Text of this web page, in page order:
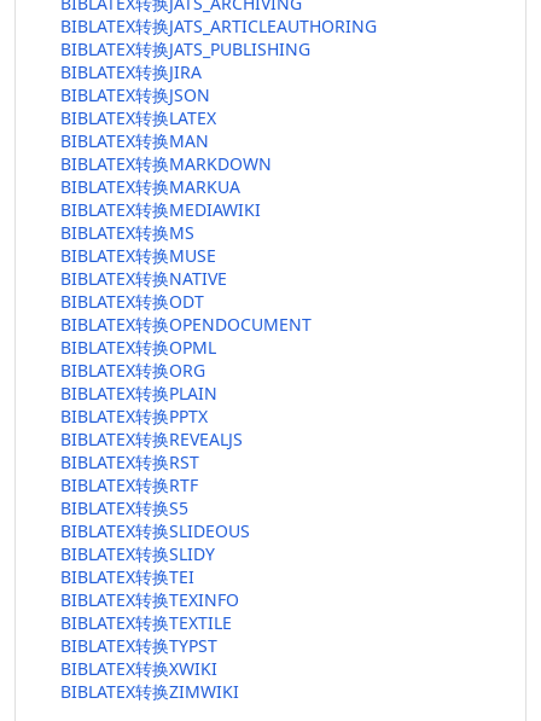
BIBLATEX转换JATS_ARTICLEAUTHORING
BIBLATEX转换JATS_PUBLISHING
BIBLATEX转换JIRA
BIBLATEX转换JSON
BIBLATEX转换LATEX
BIBLATEX转换MAN
BIBLATEX转换MARKDOWN
BIBLATEX转换MARKUA
BIBLATEX转换MEDIAWIKI
BIBLATEX转换MS
BIBLATEX转换MUSE
BIBLATEX转换NATIVE
BIBLATEX转换ODT
BIBLATEX转换OPENDOCUMENT
BIBLATEX转换OPML
BIBLATEX转换ORG
BIBLATEX转换PLAIN
BIBLATEX转换PPTX
BIBLATEX转换REVEALJS
BIBLATEX转换RST
BIBLATEX转换RTF
BIBLATEX转换S5
BIBLATEX转换SLIDEOUS
BIBLATEX转换SLIDY
BIBLATEX转换TEI
BIBLATEX转换TEXINFO
BIBLATEX转换TEXTILE
BIBLATEX转换TYPST
BIBLATEX转换XWIKI
BIBLATEX转换ZIMWIKI